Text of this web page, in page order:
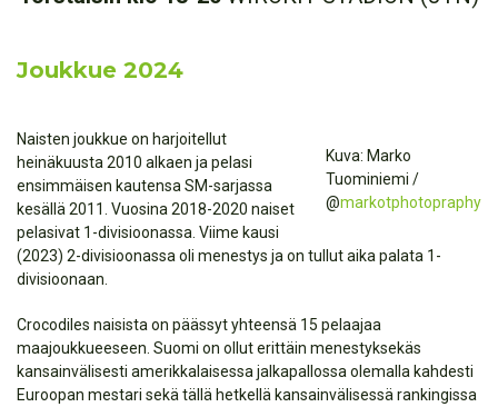
Joukkue 2024
Kuva: Marko
Tuominiemi /
@markotphotopraphy
Naisten joukkue on harjoitellut
heinäkuusta 2010 alkaen ja pelasi
ensimmäisen kautensa SM-sarjassa
kesällä 2011. Vuosina 2018-2020 naiset
pelasivat 1-divisioonassa. Viime kausi
(2023) 2-divisioonassa oli menestys ja on tullut aika palata 1-
divisioonaan.
Crocodiles naisista on päässyt yhteensä 15 pelaajaa
maajoukkueeseen. Suomi on ollut erittäin menestyksekäs
kansainvälisesti amerikkalaisessa jalkapallossa olemalla kahdesti
Euroopan mestari sekä tällä hetkellä kansainvälisessä rankingissa